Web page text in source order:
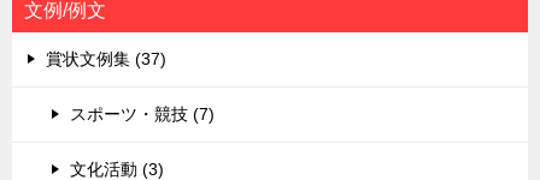
ン
文例/例文
賞状文例集 (37)
スポーツ・競技 (7)
文化活動 (3)